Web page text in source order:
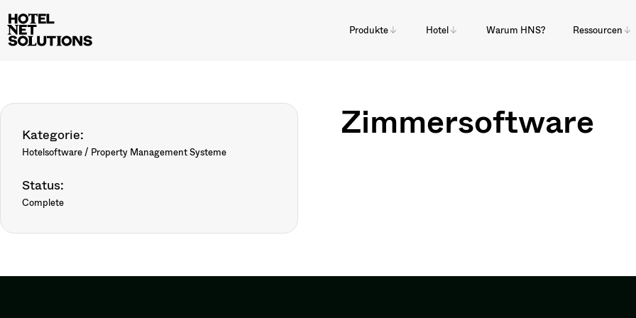
Produkte Hotel Warum HNS? Ressourcen
Kategorie:
Hotelsoftware / Property Management Systeme
Status:
Complete
Zimmersoftware